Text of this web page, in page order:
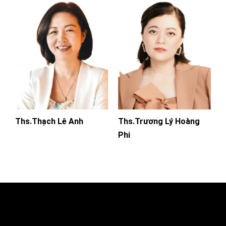
Ths.Thạch Lê Anh
Ths.Trương Lý Hoàng
Phi